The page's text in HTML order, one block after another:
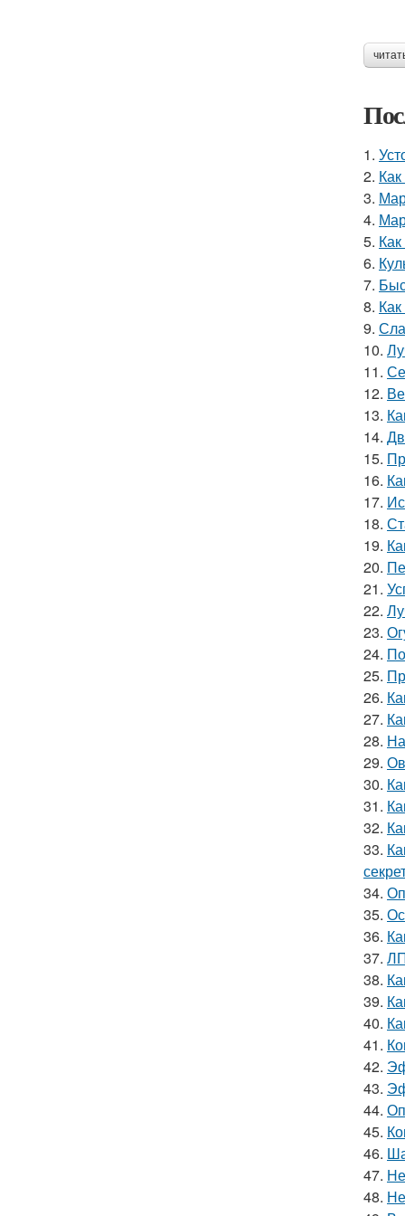
1.
2.
3.
4.
5.
6.
7.
8.
9.
10.
11.
12.
13.
14.
15.
16.
17.
18.
19.
20.
21.
22.
23.
24.
25.
26.
27.
28.
29.
30.
31.
32.
33.
34.
35.
36.
37.
38.
39.
40.
41.
42.
43.
44.
45.
46.
47.
48.